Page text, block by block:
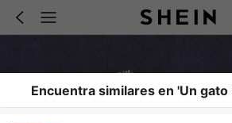
Encuentra similares en 'Un gato
o ramen'